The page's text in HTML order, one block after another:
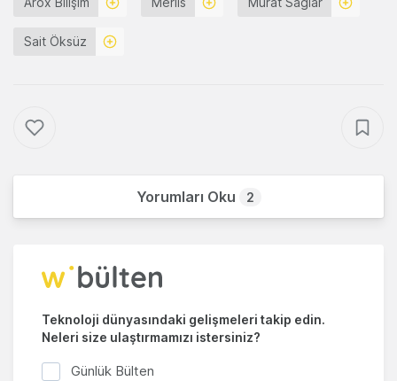
Sait Öksüz
Yorumları Oku 2
Teknoloji dünyasındaki gelişmeleri takip edin.
Neleri size ulaştırmamızı istersiniz?
Günlük Bülten